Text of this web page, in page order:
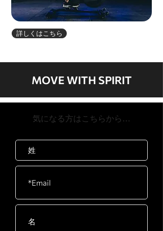
詳しくはこちら
MOVE WITH SPIRIT
​気になる方はこちらから…